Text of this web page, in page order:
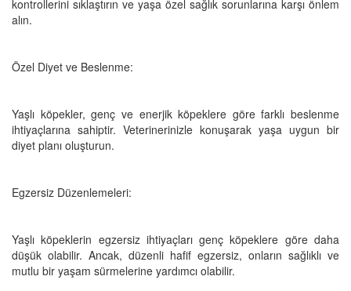
kontrollerini sıklaştırın ve yaşa özel sağlık sorunlarına karşı önlem
alın.
Özel Diyet ve Beslenme:
Yaşlı köpekler, genç ve enerjik köpeklere göre farklı beslenme
ihtiyaçlarına sahiptir. Veterinerinizle konuşarak yaşa uygun bir
diyet planı oluşturun.
Egzersiz Düzenlemeleri:
Yaşlı köpeklerin egzersiz ihtiyaçları genç köpeklere göre daha
düşük olabilir. Ancak, düzenli hafif egzersiz, onların sağlıklı ve
mutlu bir yaşam sürmelerine yardımcı olabilir.